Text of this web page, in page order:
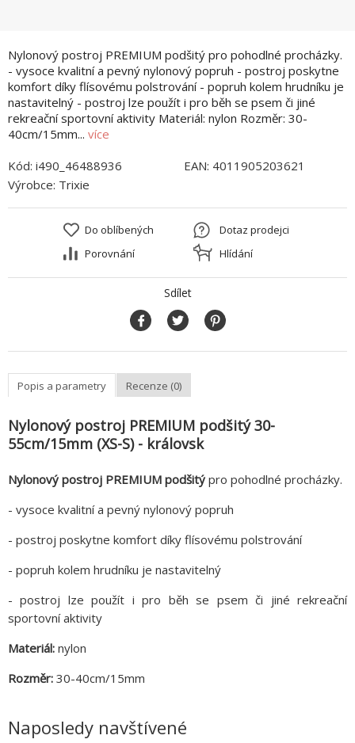
Nylonový postroj PREMIUM podšitý pro pohodlné procházky.
- vysoce kvalitní a pevný nylonový popruh - postroj poskytne
komfort díky flísovému polstrování - popruh kolem hrudníku je
nastavitelný - postroj lze použít i pro běh se psem či jiné
rekreační sportovní aktivity Materiál: nylon Rozměr: 30-
40cm/15mm... více
Kód: i490_46488936 EAN: 4011905203621
Výrobce: Trixie
Do oblíbených
Porovnání
Dotaz prodejci
Hlídání
Sdílet
Popis a parametry Recenze (0)
Nylonový postroj PREMIUM podšitý 30-
55cm/15mm (XS-S) - královsk
Nylonový postroj PREMIUM podšitý pro pohodlné procházky.
- vysoce kvalitní a pevný nylonový popruh
- postroj poskytne komfort díky flísovému polstrování
- popruh kolem hrudníku je nastavitelný
- postroj lze použít i pro běh se psem či jiné rekreační
sportovní aktivity
Materiál: nylon
Rozměr: 30-40cm/15mm
Naposledy navštívené